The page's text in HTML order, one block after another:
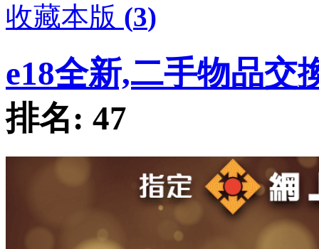
收藏本版 (3)
e18全新,二手物品交
排名: 47